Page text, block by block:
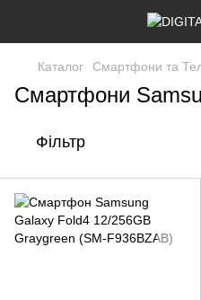
Каталог Смартфони та
Смартфони
Фільтр